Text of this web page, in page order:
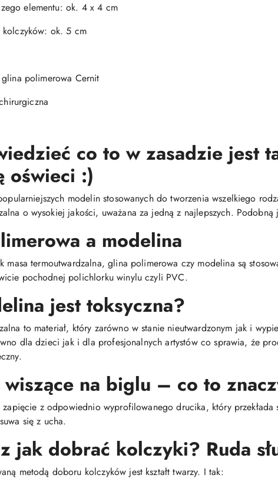
elementu: ok. 4 x 4 cm
kolczyków: ok. 5 cm
polimerowa Cernit
co to w zasadzie jest
oświeci :)
modelin stosowanych do tworzenia wszelkiego
o wysokiej jakości, uważana za jedną z najlepszych.
a modelina
masa termoutwardzalna, glina polimerowa czy modelina są
pochodnej polichlorku winylu czyli PVC.
jest toksyczna?
to materiał, który zarówno w stanie nieutwardzonym jak i
dla dzieci jak i dla profesjonalnych artystów co sprawia, że
na biglu – co to
z odpowiednio wyprofilowanego drucika, który przekłada
się z ucha.
jak dobrać kolczyki? Ruda
metodą doboru kolczyków jest kształt twarzy. I tak: